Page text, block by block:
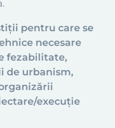
pentru care se
necesare
fezabilitate,
de urbanism,
execuție